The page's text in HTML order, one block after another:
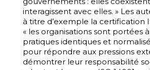
interagissent avec elles. » Les
à titre d’exemple la certification
« les organisations sont portées
pratiques identiques et
pour répondre aux pressions
démontrer leur responsabilité